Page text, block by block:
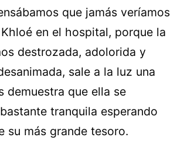
que jamás veríamos
en el hospital, porque la
destrozada, adolorida y
sale a la luz una
demuestra que ella se
tranquila esperando
su más grande tesoro.